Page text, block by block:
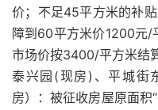
价；不足45平方米的补
障到60平方米价1200元/
市场价按3400/平方米结算
泰兴园(现房)、平城街
房）：被征收房屋原面积